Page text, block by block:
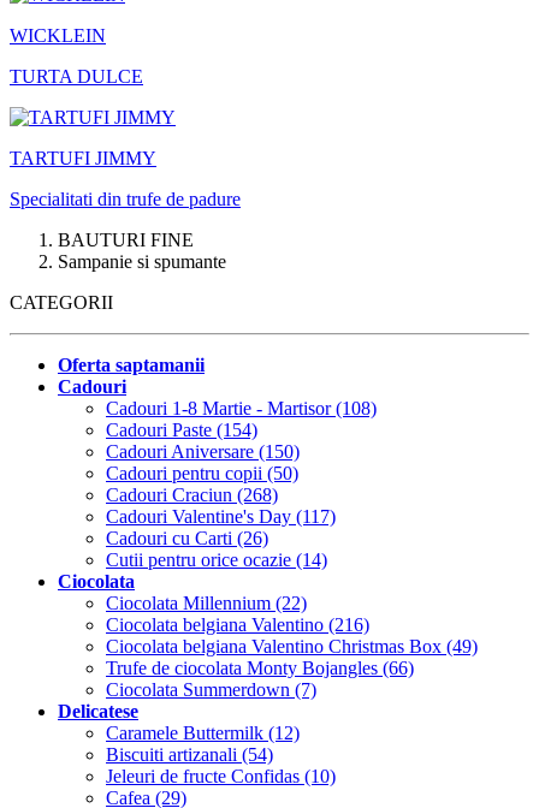
WICKLEIN
TURTA DULCE
TARTUFI JIMMY
Specialitati din trufe de padure
BAUTURI FINE
Sampanie si spumante
CATEGORII
Oferta saptamanii
Cadouri
Cadouri 1-8 Martie - Martisor (108)
Cadouri Paste (154)
Cadouri Aniversare (150)
Cadouri pentru copii (50)
Cadouri Craciun (268)
Cadouri Valentine's Day (117)
Cadouri cu Carti (26)
Cutii pentru orice ocazie (14)
Ciocolata
Ciocolata Millennium (22)
Ciocolata belgiana Valentino (216)
Ciocolata belgiana Valentino Christmas Box (49)
Trufe de ciocolata Monty Bojangles (66)
Ciocolata Summerdown (7)
Delicatese
Caramele Buttermilk (12)
Biscuiti artizanali (54)
Jeleuri de fructe Confidas (10)
Cafea (29)